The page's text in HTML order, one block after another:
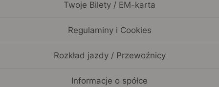
Twoje Bilety / EM-karta
Regulaminy i Cookies
Rozkład jazdy / Przewoźnicy
Informacje o spółce